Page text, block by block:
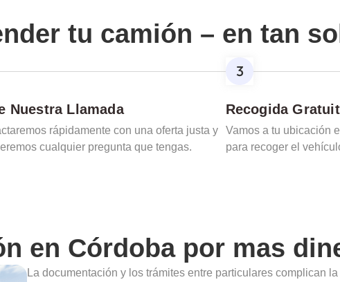
tu camión – en tan
Nuestra Llamada
rápidamente con una oferta justa y
cualquier pregunta que tengas.
Recogida
Vamos a tu ubicación
para recoger el
en Córdobapor mas
La documentación y los trámites entre particulares complican